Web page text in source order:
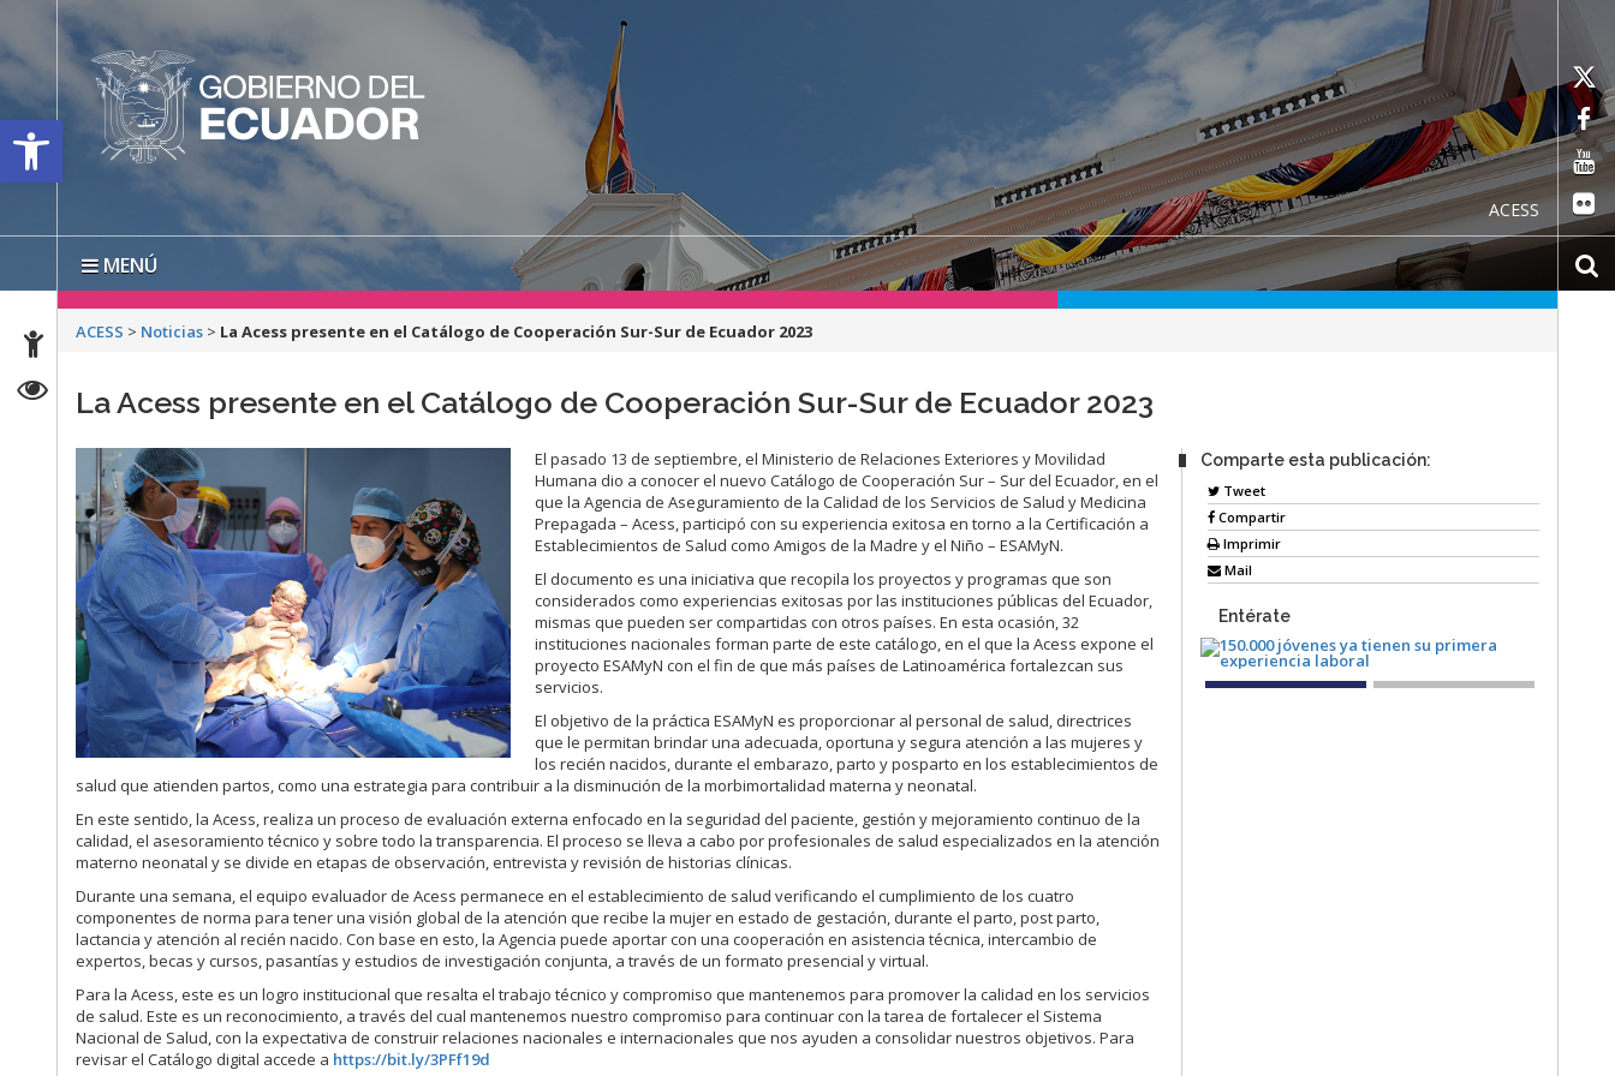
Open toolbar
ACESS
MENÚ
ACESS > Noticias > La Acess presente en el Catálogo de Cooperación Sur-Sur de Ecuador 2023
La Acess presente en el Catálogo de Cooperación Sur-Sur de Ecuador 2023
El pasado 13 de septiembre, el Ministerio de Relaciones Exteriores y Movilidad
Humana dio a conocer el nuevo Catálogo de Cooperación Sur – Sur del Ecuador, en el
que la Agencia de Aseguramiento de la Calidad de los Servicios de Salud y Medicina
Prepagada – Acess, participó con su experiencia exitosa en torno a la Certificación a
Establecimientos de Salud como Amigos de la Madre y el Niño – ESAMyN.
El documento es una iniciativa que recopila los proyectos y programas que son
considerados como experiencias exitosas por las instituciones públicas del Ecuador,
mismas que pueden ser compartidas con otros países. En esta ocasión, 32
instituciones nacionales forman parte de este catálogo, en el que la Acess expone el
proyecto ESAMyN con el fin de que más países de Latinoamérica fortalezcan sus
servicios.
El objetivo de la práctica ESAMyN es proporcionar al personal de salud, directrices
que le permitan brindar una adecuada, oportuna y segura atención a las mujeres y
los recién nacidos, durante el embarazo, parto y posparto en los establecimientos de
salud que atienden partos, como una estrategia para contribuir a la disminución de la morbimortalidad materna y neonatal.
En este sentido, la Acess, realiza un proceso de evaluación externa enfocado en la seguridad del paciente, gestión y mejoramiento continuo de la
calidad, el asesoramiento técnico y sobre todo la transparencia. El proceso se lleva a cabo por profesionales de salud especializados en la atención
materno neonatal y se divide en etapas de observación, entrevista y revisión de historias clínicas.
Durante una semana, el equipo evaluador de Acess permanece en el establecimiento de salud verificando el cumplimiento de los cuatro
componentes de norma para tener una visión global de la atención que recibe la mujer en estado de gestación, durante el parto, post parto,
lactancia y atención al recién nacido. Con base en esto, la Agencia puede aportar con una cooperación en asistencia técnica, intercambio de
expertos, becas y cursos, pasantías y estudios de investigación conjunta, a través de un formato presencial y virtual.
Para la Acess, este es un logro institucional que resalta el trabajo técnico y compromiso que mantenemos para promover la calidad en los servicios
de salud. Este es un reconocimiento, a través del cual mantenemos nuestro compromiso para continuar con la tarea de fortalecer el Sistema
Nacional de Salud, con la expectativa de construir relaciones nacionales e internacionales que nos ayuden a consolidar nuestros objetivos. Para
revisar el Catálogo digital accede a https://bit.ly/3PFf19d
Comparte esta publicación:
Tweet
Compartir
Imprimir
Mail
Entérate